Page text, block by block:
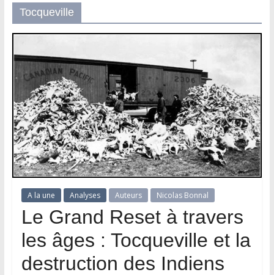
Tocqueville
A la une Analyses Auteurs Nicolas Bonnal
Le Grand Reset à travers
les âges : Tocqueville et la
destruction des Indiens